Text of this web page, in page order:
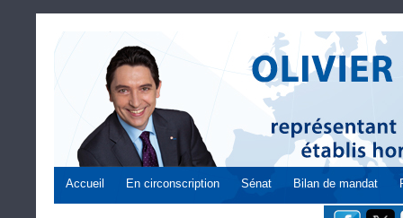
Accueil En circonscription Sénat Bilan de mandat